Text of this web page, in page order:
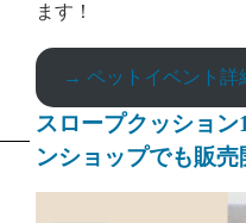
ます！
→ ペットイベント詳
スロープクッショ
ンショップでも販売